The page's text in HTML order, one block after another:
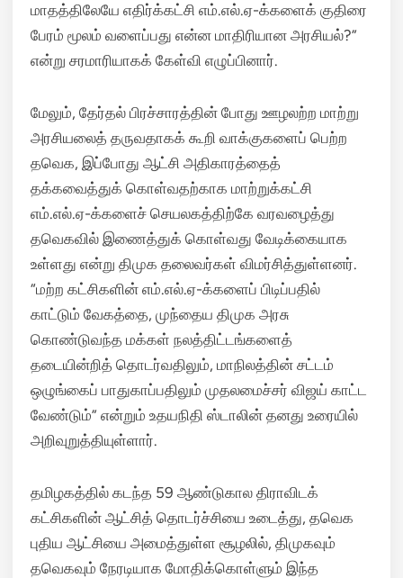
மாதத்திலேயே எதிர்க்கட்சி எம்.எல்.ஏ-க்களைக் குதிரை
பேரம் மூலம் வளைப்பது என்ன மாதிரியான அரசியல்?”
என்று சரமாரியாகக் கேள்வி எழுப்பினார்.
மேலும், தேர்தல் பிரச்சாரத்தின் போது ஊழலற்ற மாற்று
அரசியலைத் தருவதாகக் கூறி வாக்குகளைப் பெற்ற
தவெக, இப்போது ஆட்சி அதிகாரத்தைத்
தக்கவைத்துக் கொள்வதற்காக மாற்றுக்கட்சி
எம்.எல்.ஏ-க்களைச் செயலகத்திற்கே வரவழைத்து
தவெகவில் இணைத்துக் கொள்வது வேடிக்கையாக
உள்ளது என்று திமுக தலைவர்கள் விமர்சித்துள்ளனர்.
“மற்ற கட்சிகளின் எம்.எல்.ஏ-க்களைப் பிடிப்பதில்
காட்டும் வேகத்தை, முந்தைய திமுக அரசு
கொண்டுவந்த மக்கள் நலத்திட்டங்களைத்
தடையின்றித் தொடர்வதிலும், மாநிலத்தின் சட்டம்
ஒழுங்கைப் பாதுகாப்பதிலும் முதலமைச்சர் விஜய் காட்ட
வேண்டும்” என்றும் உதயநிதி ஸ்டாலின் தனது உரையில்
அறிவுறுத்தியுள்ளார்.
தமிழகத்தில் கடந்த 59 ஆண்டுகால திராவிடக்
கட்சிகளின் ஆட்சித் தொடர்ச்சியை உடைத்து, தவெக
புதிய ஆட்சியை அமைத்துள்ள சூழலில், திமுகவும்
தவெகவும் நேரடியாக மோதிக்கொள்ளும் இந்த